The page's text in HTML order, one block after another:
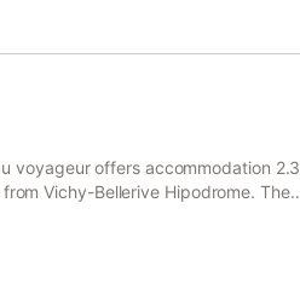
voyageur offers accommodation 2.3
Vichy-Bellerive Hipodrome. The
1.5 km from Célestins Spring.